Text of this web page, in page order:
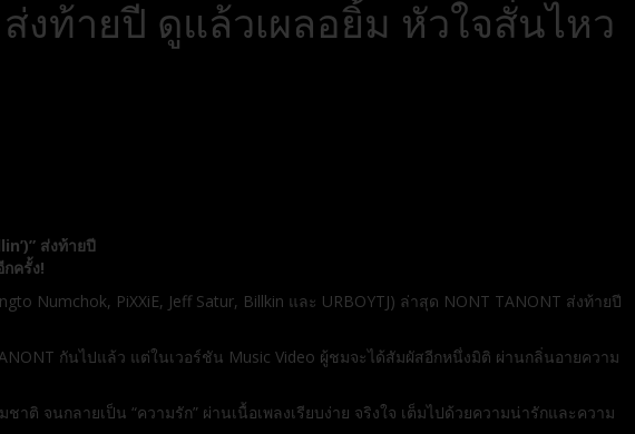
ส่งท้ายปี ดูแล้วเผลอยิ้ม หัวใจสั่นไหว
ส่งท้ายปี
ครั้ง!
Numchok, PiXXiE, Jeff Satur, Billkin และ URBOYTJ) ล่าสุด NONT TANONT ส่งท้ายปี
กันไปแล้ว แต่ในเวอร์ชัน Music Video ผู้ชมจะได้สัมผัสอีกหนึ่งมิติ ผ่านกลิ่นอายความ
าติ จนกลายเป็น “ความรัก” ผ่านเนื้อเพลงเรียบง่าย จริงใจ เต็มไปด้วยความน่ารักและความ